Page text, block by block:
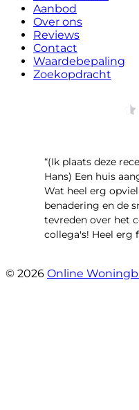
Aanbod
Over ons
Reviews
Contact
Waardebepaling
Zoekopdracht
“(Ik plaats deze
Hans) Een huis
Wat heel erg
benadering en de
tevreden over het
collega's! Heel erg
© 2026 Online